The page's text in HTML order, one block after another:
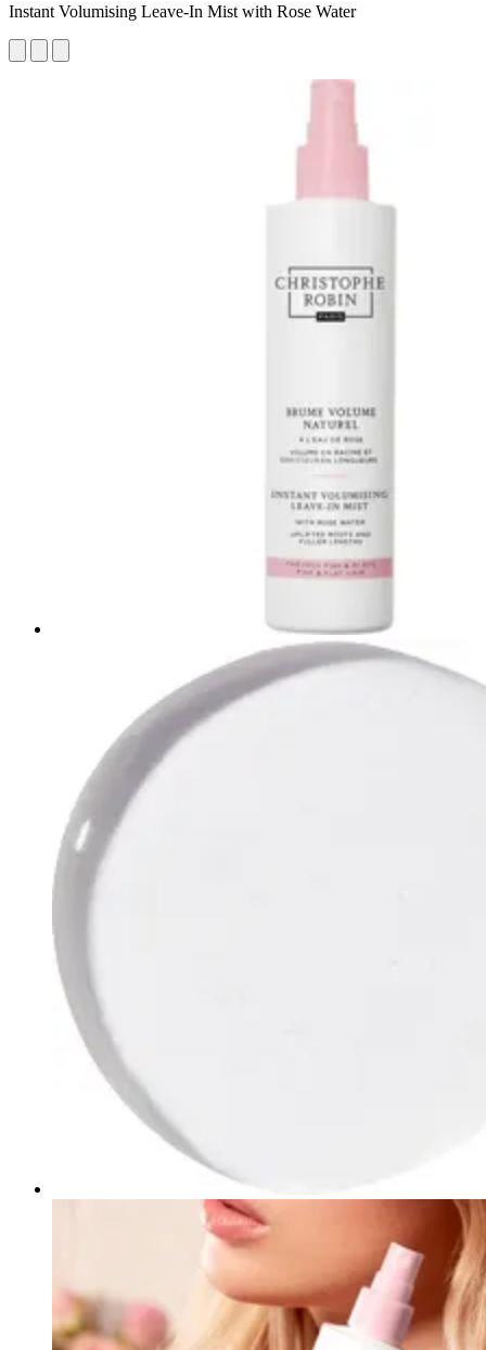
Instant Volumising Leave-In Mist with Rose Water